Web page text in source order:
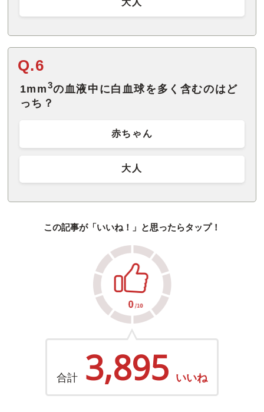
大人
Q.6
1mm3の血液中に白血球を多く含むのはど
っち？
赤ちゃん
大人
この記事が「いいね！」と思ったらタップ！
合計 3,895 いいね